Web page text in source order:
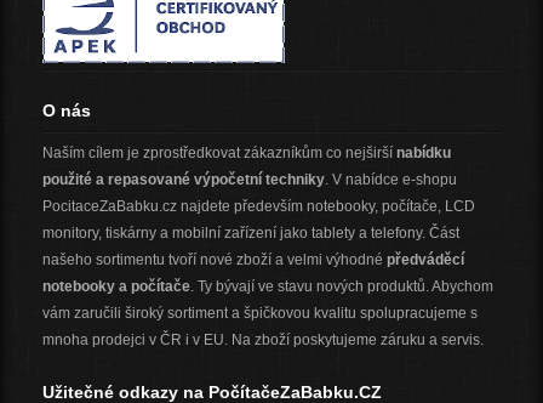
O nás
Naším cílem je zprostředkovat zákazníkům co nejširší nabídku
použité a repasované výpočetní techniky. V nabídce e-shopu
PocitaceZaBabku.cz najdete především notebooky, počítače, LCD
monitory, tiskárny a mobilní zařízení jako tablety a telefony. Část
našeho sortimentu tvoří nové zboží a velmi výhodné předváděcí
notebooky a počítače. Ty bývají ve stavu nových produktů. Abychom
vám zaručili široký sortiment a špičkovou kvalitu spolupracujeme s
mnoha prodejci v ČR i v EU. Na zboží poskytujeme záruku a servis.
Užitečné odkazy na PočítačeZaBabku.CZ